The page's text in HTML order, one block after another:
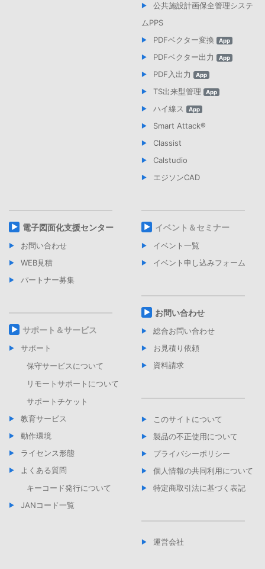
公共施設計画保全管理システ
ムPPS
PDFベクター変換
App
PDFベクター出力 App
PDF入出力 App
TS出来型管理 App
ハイ線ス App
Smart Attack®︎
Classist
Calstudio
エジソンCAD
電子図面化支援センター
お問い合わせ
WEB見積
パートナー募集
サポート＆サービス
サポート
保守サービスについて
リモートサポートについて
サポートチケット
教育サービス
動作環境
ライセンス形態
よくある質問
キーコード発行について
JANコード一覧
イベント＆セミナー
イベント一覧
イベント申し込みフォーム
お問い合わせ
総合お問い合わせ
お見積り依頼
資料請求
このサイトについて
製品の不正使用について
プライバシーポリシー
個人情報の共同利用について
特定商取引法に基づく表記
運営会社